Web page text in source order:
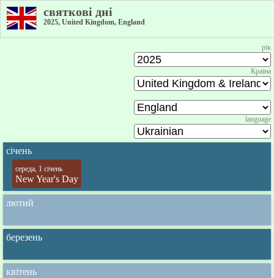
святкові дні
2025, United Kingdom, England
рік
Країна
language
січень
середа, 1 січень
New Year's Day
лютий
березень
квітень